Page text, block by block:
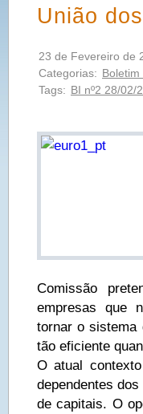
União
23 de Fevereiro de
Categorias:
Tags: BI nº2 28/02/
Comissão
empresas que
tornar o
tão eficiente
O atual
dependentes
de capitais. O